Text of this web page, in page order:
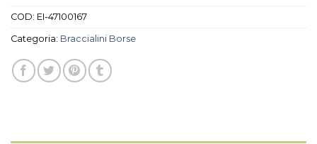
COD: EI-47100167
Categoria: Braccialini Borse